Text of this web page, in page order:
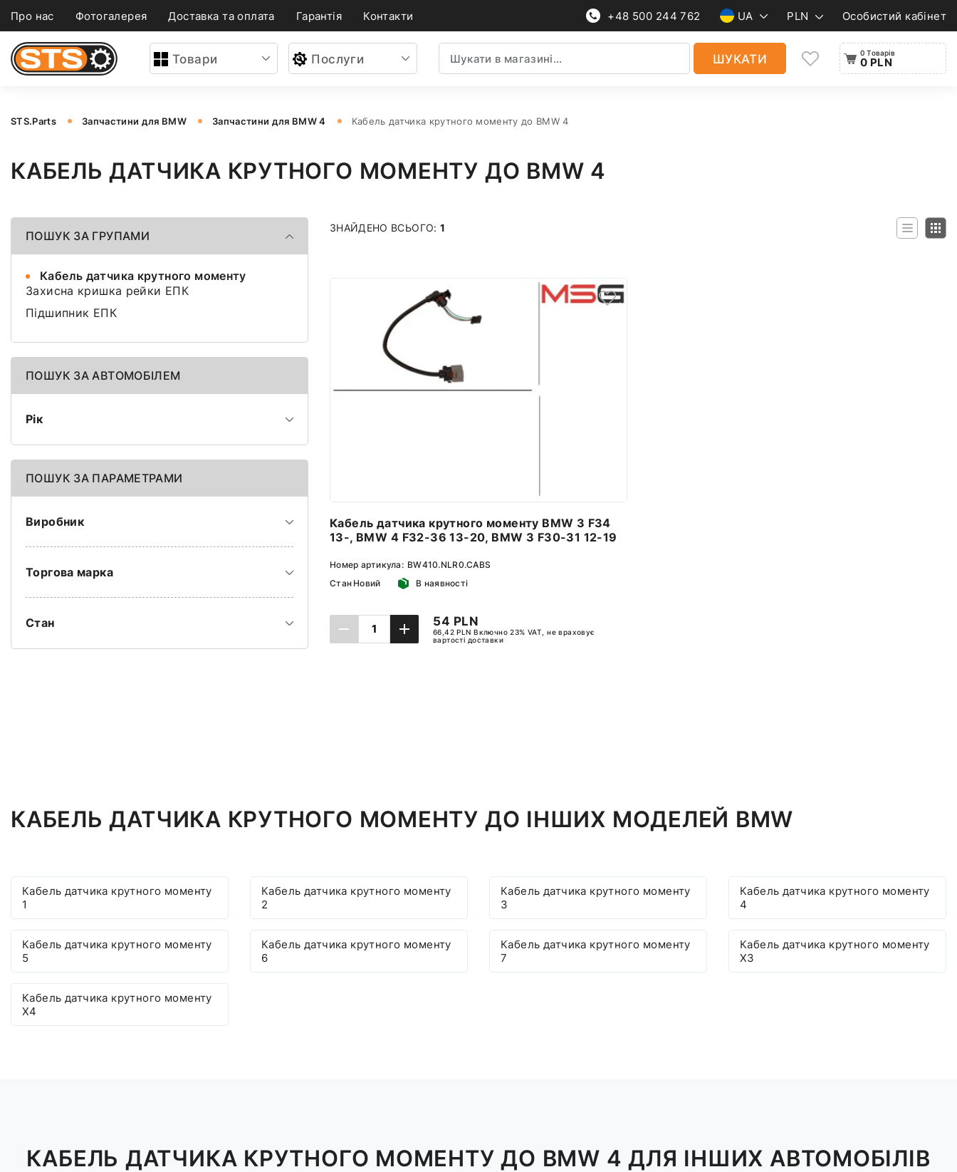
Про нас Фотогалерея Доставка та оплата Гарантія Контакти +48 500 244 762 UA PLN Особистий кабінет
Товари Послуги ШУКАТИ 0 Товарів
0 PLN
STS.Parts Запчастини для BMW Запчастини для BMW 4 Кабель датчика крутного моменту до BMW 4
КАБЕЛЬ ДАТЧИКА КРУТНОГО МОМЕНТУ ДО BMW 4
ПОШУК ЗА ГРУПАМИ
Захисна кришка рейки ЕПК
Підшипник ЕПК
Кабель датчика крутного моменту
ПОШУК ЗА АВТОМОБІЛЕМ
Рік
ПОШУК ЗА ПАРАМЕТРАМИ
Виробник
Торгова марка
Стан
ЗНАЙДЕНО ВСЬОГО: 1
Кабель датчика крутного моменту BMW 3 F34
13-, BMW 4 F32-36 13-20, BMW 3 F30-31 12-19
Номер артикула: BW410.NLR0.CABS
Стан Новий В наявності
54 PLN
66,42 PLN Включно 23% VAT, не враховує
вартості доставки
КАБЕЛЬ ДАТЧИКА КРУТНОГО МОМЕНТУ ДО ІНШИХ МОДЕЛЕЙ BMW
Кабель датчика крутного моменту
1
Кабель датчика крутного моменту
2
Кабель датчика крутного моменту
3
Кабель датчика крутного моменту
4
Кабель датчика крутного моменту
5
Кабель датчика крутного моменту
6
Кабель датчика крутного моменту
7
Кабель датчика крутного моменту
X3
Кабель датчика крутного моменту
X4
КАБЕЛЬ ДАТЧИКА КРУТНОГО МОМЕНТУ ДО BMW 4 ДЛЯ ІНШИХ АВТОМОБІЛІВ